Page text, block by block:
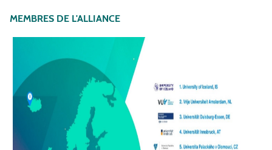
MEMBRES DE L'ALLIANCE